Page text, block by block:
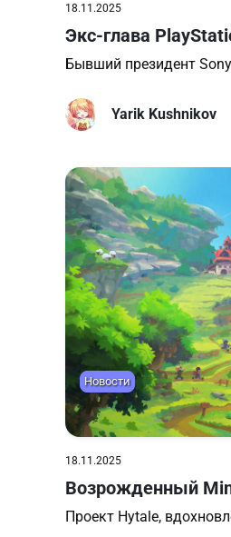
18.11.2025
Экс-глава
Бывший президент
Yarik Kushnikov
Новости
18.11.2025
Возрожденный
Проект Hytale,